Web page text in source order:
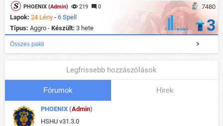
7480
PHOENIX (Admin) 219 0
Lapok: 24 Lény - 6 Spell
Típus: Aggro - Készült: 3 hete 3
Összes pakli
Legfrissebb hozzászólások
Fórumok Hirek
PHOENIX (Admin)
HSHU v31.3.0